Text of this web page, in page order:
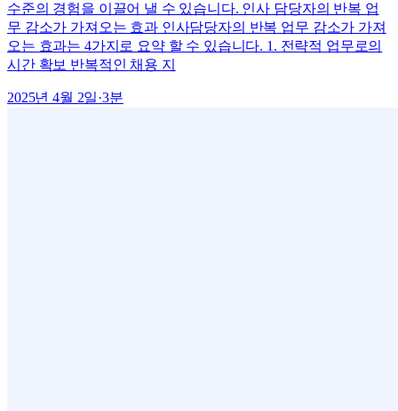
수준의 경험을 이끌어 낼 수 있습니다. 인사 담당자의 반복 업
무 감소가 가져오는 효과 인사담당자의 반복 업무 감소가 가져
오는 효과는 4가지로 요약 할 수 있습니다. 1. 전략적 업무로의
시간 확보 반복적인 채용 지
2025년 4월 2일·3분